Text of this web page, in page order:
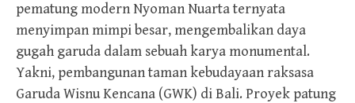
pematung modern Nyoman Nuarta ternyata
menyimpan mimpi besar, mengembalikan daya
gugah garuda dalam sebuah karya monumental.
Yakni, pembangunan taman kebudayaan raksasa
Garuda Wisnu Kencana (GWK) di Bali. Proyek patung